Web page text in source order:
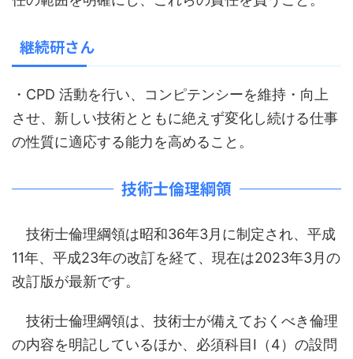
継続研さん
・CPD 活動を行い、コンピテンシーを維持・向上
させ、新しい技術とともに絶えず変化し続ける仕事
の性質に適応する能力を高めること。
技術士倫理綱領
技術士倫理綱領は昭和36年3月に制定され、平成
11年、平成23年の改訂を経て、現在は2023年3月の
改訂版が最新です。
技術士倫理綱領は、技術士が備えておくべき倫理
の内容を明記しているほか、必須科目Ⅰ（4）の設問